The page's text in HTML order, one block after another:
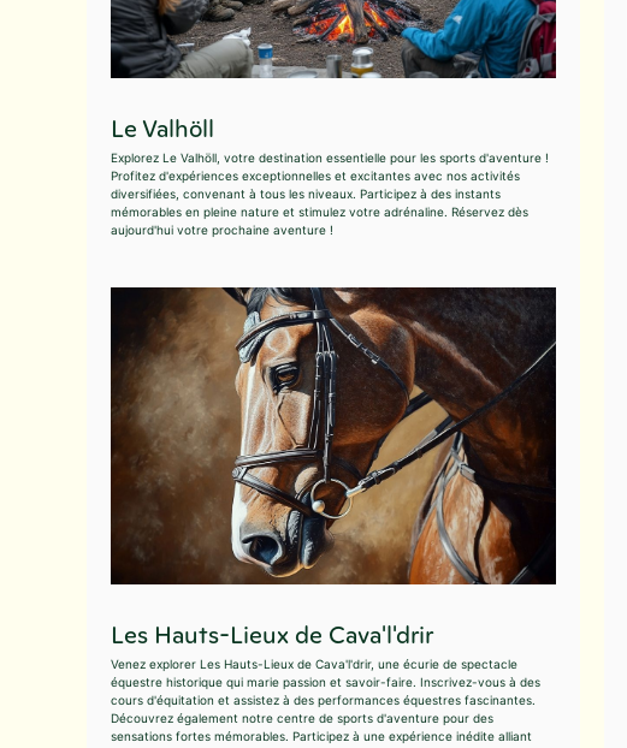
Le Valhöll
Explorez Le Valhöll, votre destination essentielle pour les sports d'aventure !
Profitez d'expériences exceptionnelles et excitantes avec nos activités
diversifiées, convenant à tous les niveaux. Participez à des instants
mémorables en pleine nature et stimulez votre adrénaline. Réservez dès
aujourd'hui votre prochaine aventure !
Les Hauts-Lieux de Cava'l'drir
Venez explorer Les Hauts-Lieux de Cava'l'drir, une écurie de spectacle
équestre historique qui marie passion et savoir-faire. Inscrivez-vous à des
cours d'équitation et assistez à des performances équestres fascinantes.
Découvrez également notre centre de sports d'aventure pour des
sensations fortes mémorables. Participez à une expérience inédite alliant